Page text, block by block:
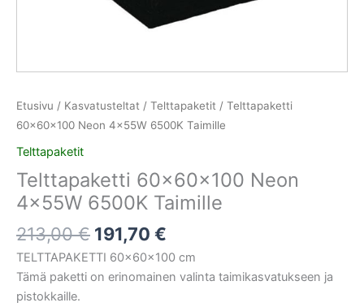
Etusivu / Kasvatusteltat / Telttapaketit / Telttapaketti
60x60x100 Neon 4x55W 6500K Taimille
Telttapaketit
Telttapaketti 60x60x100 Neon
4x55W 6500K Taimille
213,00€ 191,70 €
TELTTAPAKETTI 60x60x100 cm
Tämä paketti on erinomainen valinta taimikasvatukseen ja
pistokkaille.